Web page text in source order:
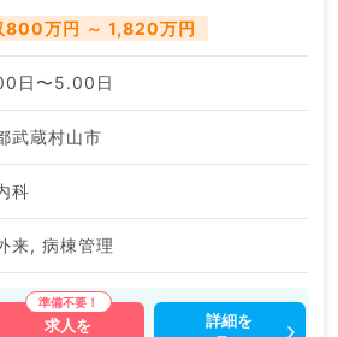
800万円 ～ 1,820万円
日〜5.00日
武蔵村山市
科
来, 病棟管理
求人を
詳細を